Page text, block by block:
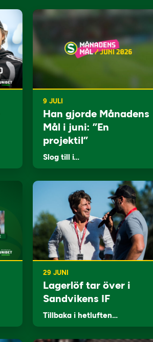
9 JULI
Han gjorde Månadens
Mål i juni: ”En
projektil”
Slog till i…
29 JUNI
Lagerlöf tar över i
Sandvikens IF
Tillbaka i hetluften…